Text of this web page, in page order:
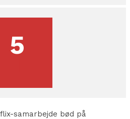
5
samarbejde bød på